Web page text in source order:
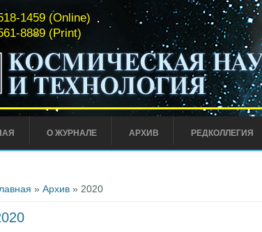
1459 (Online)
8889 (Print)
О ЖУРНАЛЕ АРХИВ РЕДКОЛЛЕГИЯ
» Архив» 2020